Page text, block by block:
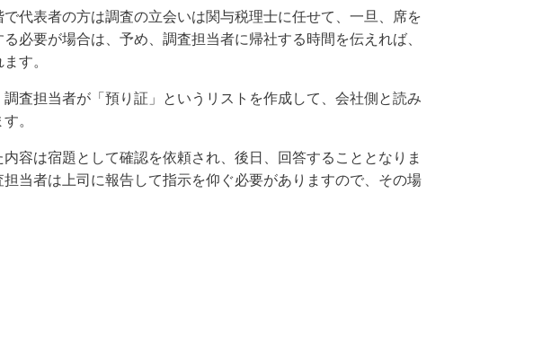
代表者の方は調査の立会いは関与税理士に任せて、一旦、席を
必要が場合は、予め、調査担当者に帰社する時間を伝えれば、
す。
査担当者が「預り証」というリストを作成して、会社側と読み
。
容は宿題として確認を依頼され、後日、回答することとなりま
当者は上司に報告して指示を仰ぐ必要がありますので、その場